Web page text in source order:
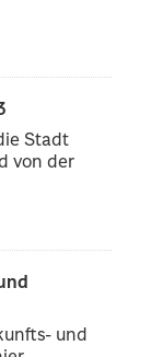
Stadt
von der
und